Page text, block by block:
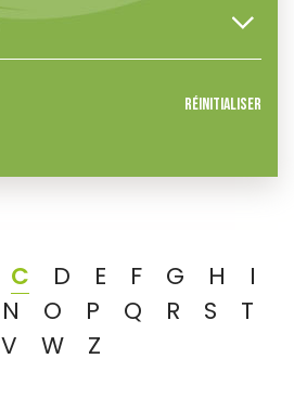
Réinitialiser
C D E F G H
I
N O P Q R S
T
V
W Z